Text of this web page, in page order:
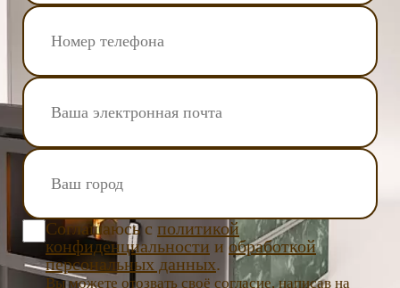
Соглашаюсь с политикой
конфиденциальности и обработкой
персональных данных.
Вы можете отозвать своё согласие, написав на